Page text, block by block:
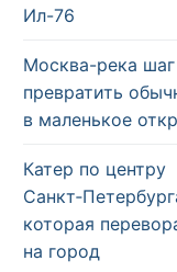
Ил-76
Москва-река
превратить
в маленькое
Катер по центру
которая
на город